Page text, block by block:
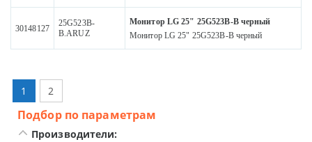
30148127
25G523B-
B.ARUZ
Монитор LG 25" 25G523B-B черный
Монитор LG 25" 25G523B-B черный
1 2
Подбор по параметрам
Производители: